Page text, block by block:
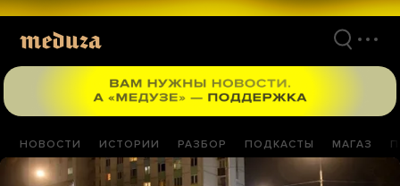
НОВОСТИ ИСТОРИИ РАЗБОР ПОДКАСТЫ МАГАЗ